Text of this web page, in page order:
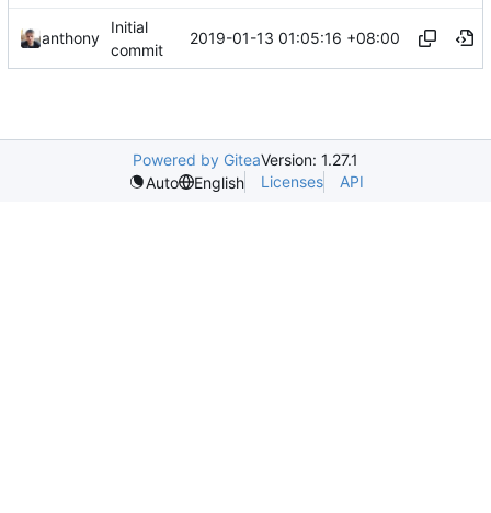
anthony
Initial
commit
2019-01-13 01:05:16 +08:00
Powered by GiteaVersion: 1.27.1
Auto
English Licenses API